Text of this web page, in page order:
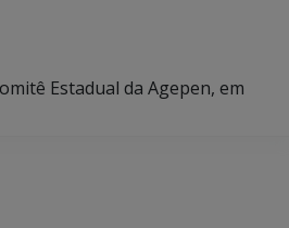
Estadual da Agepen, em